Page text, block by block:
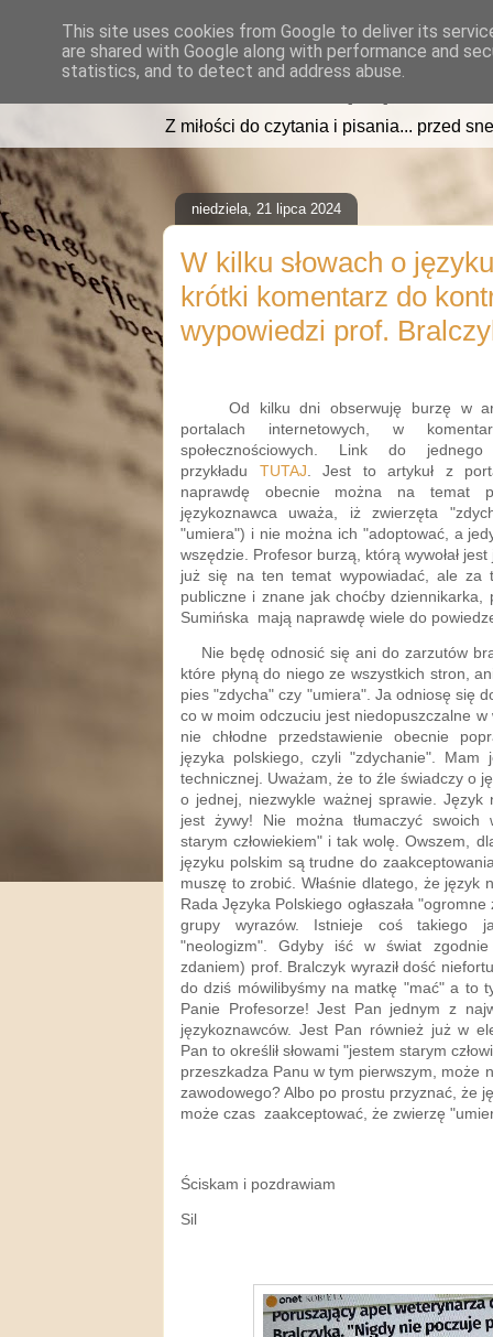
read2sleep.pl
Z miłości do czytania i pisania... przed
niedziela, 21 lipca 2024
W kilku słowach o
krótki komentarz do
wypowiedzi prof.
Od kilku dni obserwuję burzę w
portalach internetowych, w
społecznościowych. Link do
przykładu TUTAJ. Jest to artykuł z
naprawdę obecnie można na temat
językoznawca uważa, iż zwierzęta
"umiera") i nie można ich "adoptować, a
wszędzie. Profesor burzą, którą wywołał
już się na ten temat wypowiadać, ale za
publiczne i znane jak choćby
Sumińska mają naprawdę wiele do
Nie będę odnosić się ani do zarzutów
które płyną do niego ze wszystkich stron,
pies "zdycha" czy "umiera". Ja odniosę się
co w moim odczuciu jest niedopuszczalne
nie chłodne przedstawienie obecnie
języka polskiego, czyli "zdychanie". Mam
technicznej. Uważam, że to źle świadczy o
o jednej, niezwykle ważnej sprawie. Język
jest żywy! Nie można tłumaczyć swoich
starym człowiekiem" i tak wolę. Owszem,
języku polskim są trudne do
muszę to zrobić. Właśnie dlatego, że język
Rada Języka Polskiego ogłaszała
grupy wyrazów. Istnieje coś takiego
"neologizm". Gdyby iść w świat
zdaniem) prof. Bralczyk wyraził dość
do dziś mówilibyśmy na matkę "mać" a to
Panie Profesorze! Jest Pan jednym z
językoznawców. Jest Pan również już w
Pan to określił słowami "jestem starym
przeszkadza Panu w tym pierwszym, może
zawodowego? Albo po prostu przyznać, że
może czas zaakceptować, że zwierzę
Ściskam i pozdrawiam
Sil
This site uses cookies from Google to deliver its
are shared with Google along with performance and
statistics, and to detect and address abuse.